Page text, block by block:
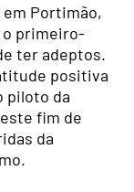
em Portimão,
o primeiro-
ter adeptos.
positiva
piloto da
fim de
da